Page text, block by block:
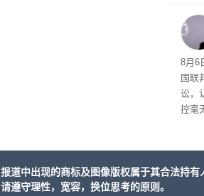
A）
入的
8月6
国联
讼，
控毫
报道中出现的商标及图像版权属于其合法持
请遵守理性，宽容，换位思考的原则。